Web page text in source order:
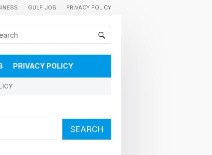
GULF JOB PRIVACY POLICY
PRIVACY POLICY
SEARCH